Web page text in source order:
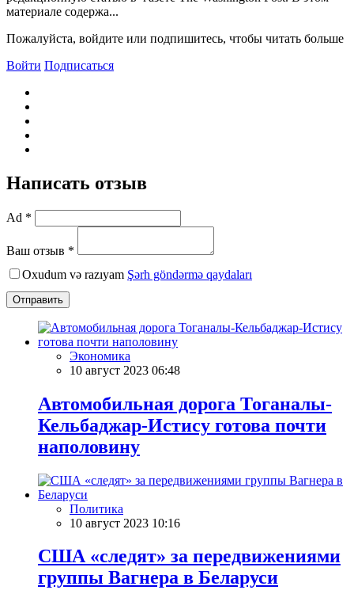
материале содержа...
Пожалуйста, войдите или подпишитесь, чтобы читать больше
Войти Подписаться
Написать отзыв
Ad *
Ваш отзыв *
Oxudum və razıyam Şərh göndərmə qaydaları
Отправить
Экономика
10 август 2023 06:48
Автомобильная дорога Тоганалы-
Кельбаджар-Истису готова почти
наполовину
Политика
10 август 2023 10:16
США «следят» за передвижениями
группы Вагнера в Беларуси